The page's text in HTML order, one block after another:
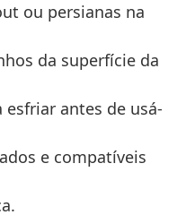
ou persianas na
da superfície da
esfriar antes de usá-
e compatíveis